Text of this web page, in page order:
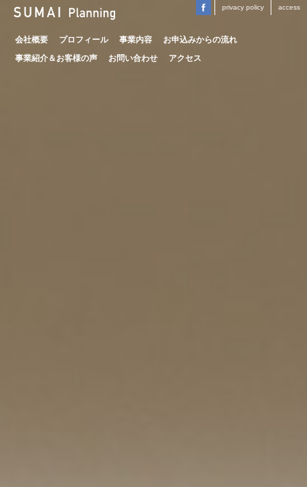
会社概要 プロフィール 事業内容 お申込みからの流れ
事業紹介＆お客様の声 お問い合わせ アクセス
privacy policy access